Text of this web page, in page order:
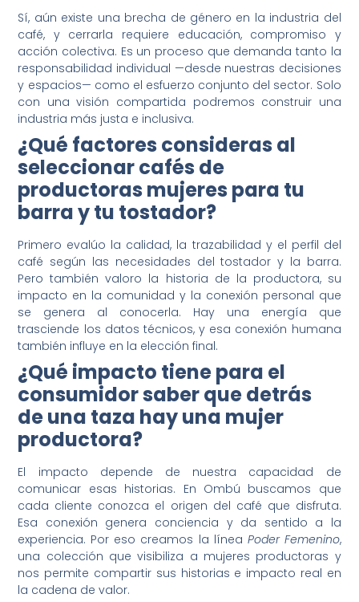
Sí, aún existe una brecha de género en la industria del
café, y cerrarla requiere educación, compromiso y
acción colectiva. Es un proceso que demanda tanto la
responsabilidad individual —desde nuestras decisiones
y espacios— como el esfuerzo conjunto del sector. Solo
con una visión compartida podremos construir una
industria más justa e inclusiva.
¿Qué factores consideras al
seleccionar cafés de
productoras mujeres para tu
barra y tu tostador?
Primero evalúo la calidad, la trazabilidad y el perfil del
café según las necesidades del tostador y la barra.
Pero también valoro la historia de la productora, su
impacto en la comunidad y la conexión personal que
se genera al conocerla. Hay una energía que
trasciende los datos técnicos, y esa conexión humana
también influye en la elección final.
¿Qué impacto tiene para el
consumidor saber que detrás
de una taza hay una mujer
productora?
El impacto depende de nuestra capacidad de
comunicar esas historias. En Ombú buscamos que
cada cliente conozca el origen del café que disfruta.
Esa conexión genera conciencia y da sentido a la
experiencia. Por eso creamos la línea Poder Femenino,
una colección que visibiliza a mujeres productoras y
nos permite compartir sus historias e impacto real en
la cadena de valor.